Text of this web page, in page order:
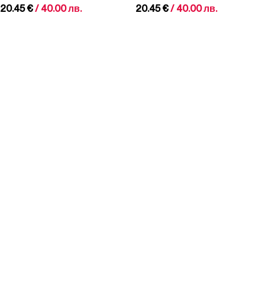
20.45€/ 40.00 лв.
20.45€/ 40.00 лв.